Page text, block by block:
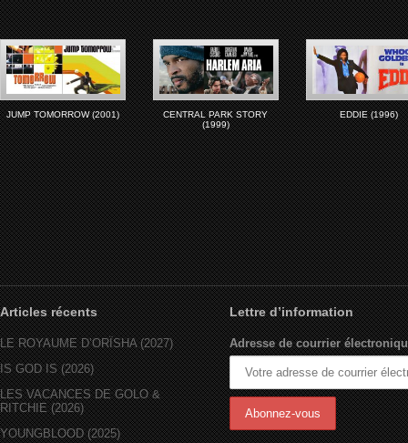
JUMP TOMORROW (2001)
CENTRAL PARK STORY
(1999)
EDDIE (1996)
Articles récents
LE ROYAUME D’ORÏSHA (2027)
IS GOD IS (2026)
LES VACANCES DE GOLO &
RITCHIE (2026)
YOUNGBLOOD (2025)
Lettre d’information
Adresse de courrier